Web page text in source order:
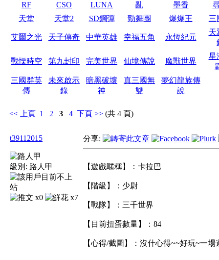
RF
CSO LUNA 亂 墨香
天堂
天堂2 SD鋼彈 勁舞團 爆爆王 三
艾爾之光 天子傳奇 中華英雄 幸福五角 永恆紀元
天
戰慄時空 第九封印 完美世界 仙境傳說 魔獸世界
星
三國群英
傳
未來啟示
錄
暗黑破壞
神
真三國無
雙
夢幻龍族傳
說
<< 上頁 1 2 3 4 下頁 >> (共 4 頁)
t39112015
級別: 路人甲
x0 x7
分享:
【遊戲暱稱】：卡拉巴
【階級】：少尉
【戰隊】：三千世界
【目前扭蛋數量】：84
【心得/截圖】：沒什心得~~好玩~一